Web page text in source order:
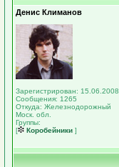
Денис Климанов
Зарегистрирован: 15.06.2008
Сообщения: 1265
Откуда: Железнодорожный
Моск. обл.
Группы:
[
Коробейники ]